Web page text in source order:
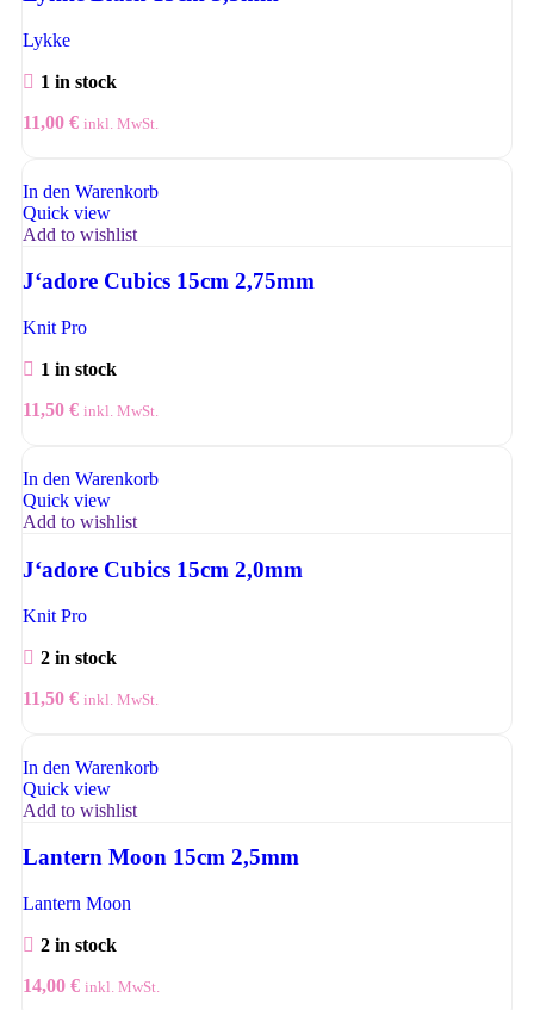
Lykke
1 in stock
11,00 € inkl. MwSt.
In den Warenkorb
Quick view
Add to wishlist
J‘adore Cubics 15cm 2,75mm
Knit Pro
1 in stock
11,50 € inkl. MwSt.
In den Warenkorb
Quick view
Add to wishlist
J‘adore Cubics 15cm 2,0mm
Knit Pro
2 in stock
11,50 € inkl. MwSt.
In den Warenkorb
Quick view
Add to wishlist
Lantern Moon 15cm 2,5mm
Lantern Moon
2 in stock
14,00 € inkl. MwSt.